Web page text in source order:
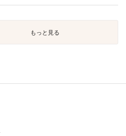
もっと見る